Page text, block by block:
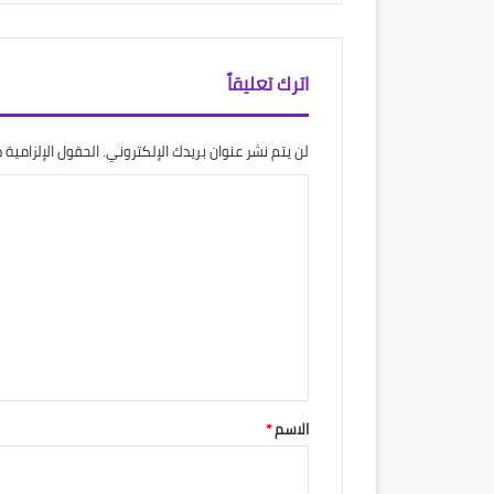
اترك تعليقاً
لن يتم نشر عنوان بريدك الإلكتروني.الحقول
*
الاسم*